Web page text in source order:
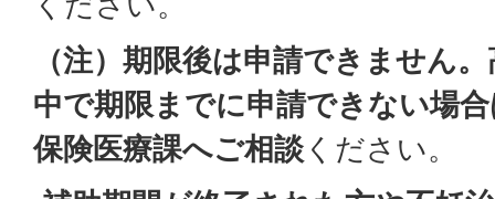
（注）期限後は申請できません
中で期限までに申請できない場
保険医療課へご相談 ください。